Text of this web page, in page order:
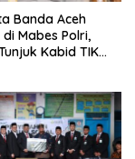
Banda Aceh
Mabes Polri,
Kabid TIK